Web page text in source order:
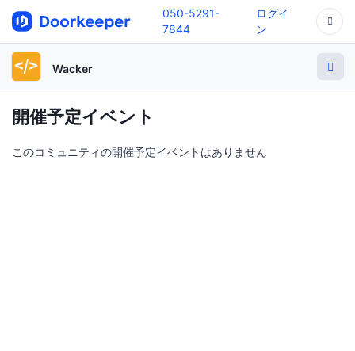
050-5291-
7844
ログイ
ン
Wacker
開催予定イベント
このコミュニティの開催予定イベントはありません